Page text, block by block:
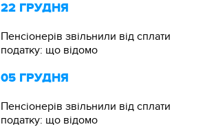
22 ГРУДНЯ
Пенсіонерів звільнили від сплати
податку: що відомо
05 ГРУДНЯ
Пенсіонерів звільнили від сплати
податку: що відомо